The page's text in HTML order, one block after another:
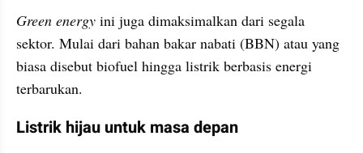
Green energy ini juga dimaksimalkan dari segala
sektor. Mulai dari bahan bakar nabati (BBN) atau yang
biasa disebut biofuel hingga listrik berbasis energi
terbarukan.
Listrik hijau untuk masa depan